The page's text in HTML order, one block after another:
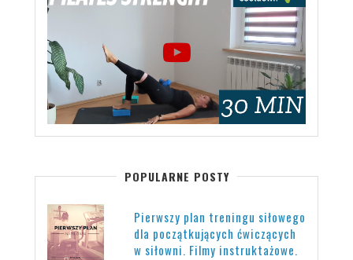
POPULARNE POSTY
Pierwszy plan treningu siłowego
dla początkujących ćwiczących
w siłowni. Filmy instruktażowe.